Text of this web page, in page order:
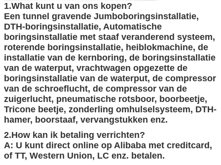
1.What kunt u van ons kopen?
Een tunnel gravende Jumboboringsinstallatie,
DTH-boringsinstallatie, Automatische
boringsinstallatie met staaf veranderend systeem,
roterende boringsinstallatie, heiblokmachine, de
installatie van de kernboring, de boringsinstallatie
van de waterput, vrachtwagen opgezette de
boringsinstallatie van de waterput, de compressor
van de schroeflucht, de compressor van de
zuigerlucht, pneumatische rotsboor, boorbeetje,
Tricone beetje, zonderling omhulselsysteem, DTH-
hamer, boorstaaf, vervangstukken enz.
2.How kan ik betaling verrichten?
A: U kunt direct online op Alibaba met creditcard,
of TT, Western Union, LC enz. betalen.